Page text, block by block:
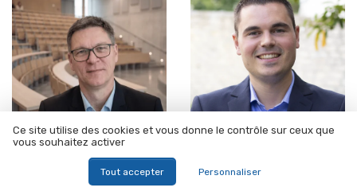
•
Interview de Fabien ROLLAND
de Université de Reims
INTERVIEW - Marvyn DOUARD-
Ce site utilise des cookies et vous donne le contrôle sur ceux que
vous souhaitez activer
Tout accepter Personnaliser